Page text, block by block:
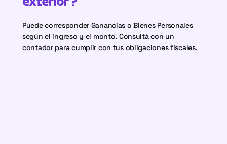
Puede corresponder Ganancias o Bienes Personales
según el ingreso y el monto. Consultá con un
contador para cumplir con tus obligaciones fiscales.